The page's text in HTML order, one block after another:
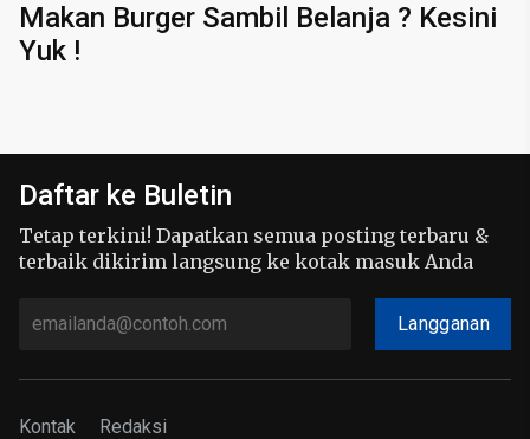
Makan Burger Sambil Belanja ? Kesini
Yuk !
Daftar ke Buletin
Tetap terkini! Dapatkan semua posting terbaru &
terbaik dikirim langsung ke kotak masuk Anda
Langganan
Kontak Redaksi